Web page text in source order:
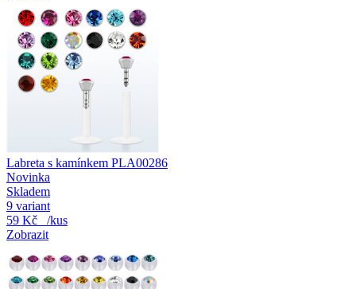
Labreta s kamínkem PLA00286
Novinka
Skladem
9 variant
59 Kč
/kus
Zobrazit